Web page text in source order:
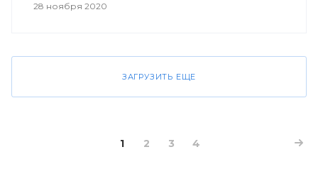
28 ноября 2020
ЗАГРУЗИТЬ ЕЩЕ
1 2 3 4